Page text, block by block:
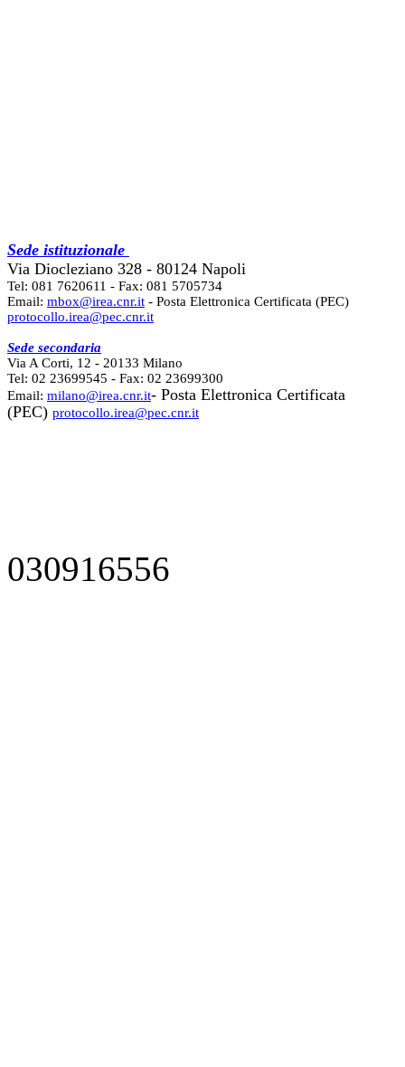
Sede istituzionale
Via Diocleziano 328 - 80124 Napoli
Tel: 081 7620611 - Fax: 081 5705734
Email: mbox@irea.cnr.it - Posta Elettronica Certificata (PEC)
protocollo.irea@pec.cnr.it
Sede secondaria
Via A Corti, 12 - 20133 Milano
Tel: 02 23699545 - Fax: 02 23699300
Email: milano@irea.cnr.it- Posta Elettronica Certificata
(PEC) protocollo.irea@pec.cnr.it
030916556